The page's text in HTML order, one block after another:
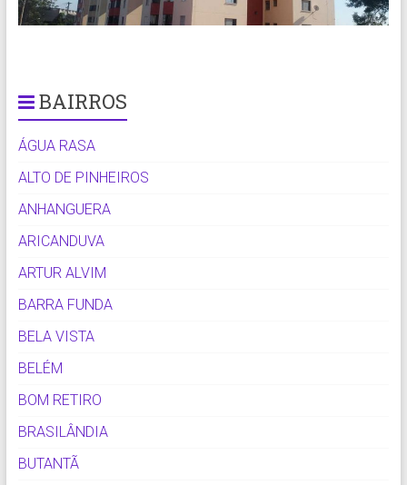
BAIRROS
ÁGUA RASA
ALTO DE PINHEIROS
ANHANGUERA
ARICANDUVA
ARTUR ALVIM
BARRA FUNDA
BELA VISTA
BELÉM
BOM RETIRO
BRASILÂNDIA
BUTANTÃ